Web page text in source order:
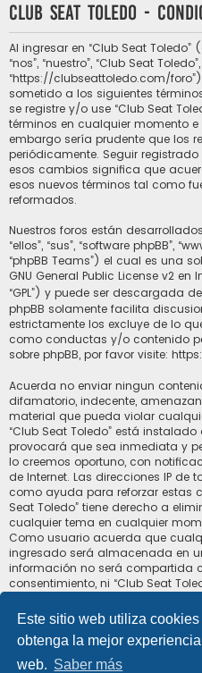
Este sitio web utiliza
obtenga la mejor
web. Saber más
Club Seat Toledo -
Al ingresar en “Club Seat
“nos”, “nuestro”, “Club Seat Toledo”,
“https://clubseattoledo.com/
sometido a los siguientes
se registre y/o use “Club Seat
términos en cualquier momento
embargo sería prudente que los
periódicamente. Seguir registrado
esos cambios significa que
esos nuevos términos tal como
reformados.
Nuestros foros están
“ellos”, “sus”, “software phpBB”,
“phpBB Teams”) el cual es una
GNU General Public License v2 en
“GPL”) y puede ser descargada de
phpBB solamente facilita
estrictamente los excluye de lo
como conductas y/o contenido
sobre phpBB, por favor visite:
Acuerda no enviar ningun
difamatorio, indecente,
material que pueda violar
“Club Seat Toledo” está
provocará que sea inmediata y
lo creemos oportuno, con
de Internet. Las direcciones IP de
como ayuda para reforzar estas
Seat Toledo” tiene derecho a
cualquier tema en cualquier
Como usuario acuerda que
ingresado será almacenada en
información no será compartida
consentimiento, ni “Club Seat
responsables por cualquier
los datos sean comprometidos.
Portal Índice general